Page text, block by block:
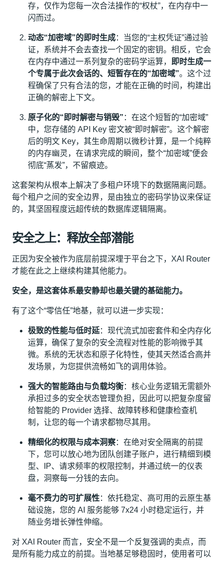
存，仅作为您每一次合法操作的“权杖”，在内存中一
闪而过。
动态“加密域”的即时生成：当您的“主权凭证”通过验
证，系统并不会去查找一个固定的密钥。相反，它会
在内存中通过一系列复杂的密码学运算，
即时生成一
个专属于此次会话的、短暂存在的“加密域”。这个过
程确保了只有合法的您，才能在正确的时间，构建出
正确的解密上下文。
原子化的“即时解密与销毁” ：在这个短暂的“加密域”
中，您存储的 API Key 密文被“即时解密”。这个解密
后的明文 Key，其生命周期以微秒计算，是一个纯粹
的内存幽灵，在请求完成的瞬间，整个“加密域”便会
彻底“蒸发”，不留痕迹。
这套架构从根本上解决了多租户环境下的数据隔离问题。
每个租户之间的安全边界，是由独立的密码学协议来保证
的，其坚固程度远超传统的数据库逻辑隔离。
安全之上：释放全部潜能
正因为安全被作为底层前提深埋于平台之下，XAI Router
才能在此之上继续构建其他能力。
安全，是这套体系最安静却也最关键的基础能力。
有了这个“零信任”地基，就可以进一步实现：
极致的性能与低时延：现代流式加密套件和全内存化
运算，确保了复杂的安全流程对性能的影响微乎其
微。系统的无状态和原子化特性，使其天然适合高并
发场景，为您提供流畅如飞的调用体验。
强大的智能路由与负载均衡：核心业务逻辑无需额外
承担过多的安全状态管理负担，因此可以把复杂度留
给智能的 Provider 选择、故障转移和健康检查机
制，让您的每一个请求都物尽其用。
精细化的权限与成本洞察：在绝对安全隔离的前提
下，您可以放心地为团队创建子账户，进行精细到模
型、IP、请求频率的权限控制，并通过统一的仪表
盘，洞察每一分钱的去向。
毫不费力的可扩展性：依托稳定、高可用的云原生基
础设施，您的 AI 服务能够 7x24 小时稳定运行，并
随业务增长弹性伸缩。
对 XAI Router 而言，安全不是一个反复强调的卖点，而
是所有能力成立的前提。当地基足够稳固时，使用者可以